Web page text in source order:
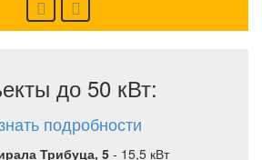
до 50 кВт:
Трибуца, 5- 15,5 кВт